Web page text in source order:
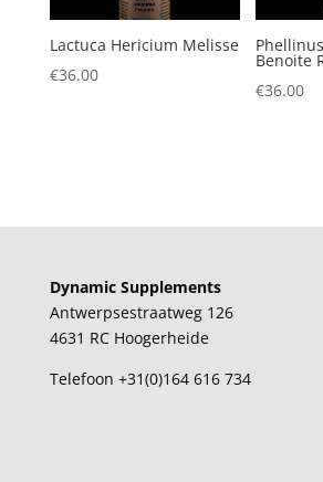
Lactuca Hericium Melisse
€36.00
Benoite
€36.00
Dynamic Supplements
Antwerpsestraatweg 126
4631 RC Hoogerheide
Telefoon +31(0)164 616 734